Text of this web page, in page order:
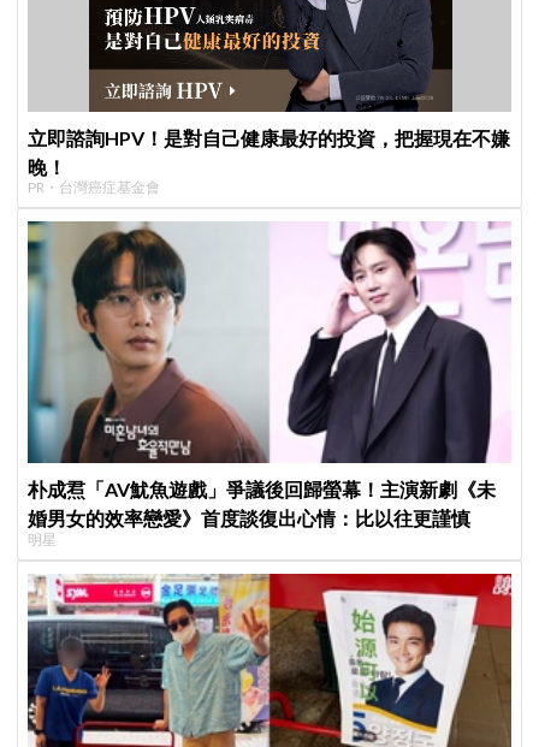
立即諮詢HPV！是對自己健康最好的投資，把握現在不嫌
晚！
PR・台灣癌症基金會
朴成焄「AV魷魚遊戲」爭議後回歸螢幕！主演新劇《未
婚男女的效率戀愛》首度談復出心情：比以往更謹慎
明星